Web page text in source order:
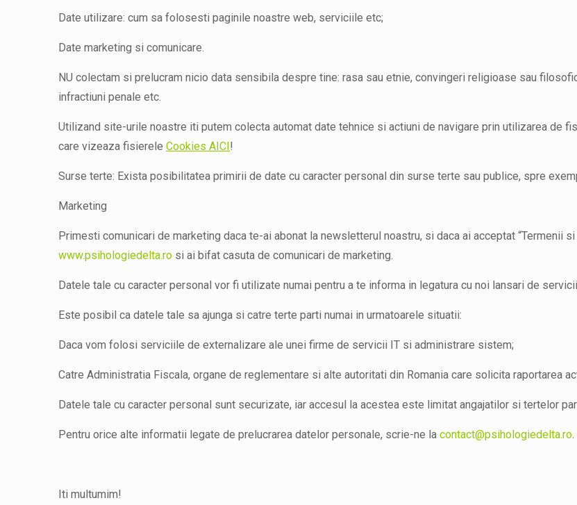
Date utilizare: cum sa folosesti paginile noastre web, serviciile etc;
Date marketing si comunicare.
NU colectam si prelucram nicio data sensibila despre tine: rasa sau etnie, convingeri religioase sau
infractiuni penale etc.
Utilizand site-urile noastre iti putem colecta automat date tehnice si actiuni de navigare prin utilizarea de
care vizeaza fisierele Cookies AICI!
Surse terte: Exista posibilitatea primirii de date cu caracter personal din surse terte sau publice, spre
Marketing
Primesti comunicari de marketing daca te-ai abonat la newsletterul noastru, si daca ai acceptat “Termenii
www.psihologiedelta.ro si ai bifat casuta de comunicari de marketing.
Datele tale cu caracter personal vor fi utilizate numai pentru a te informa in legatura cu noi lansari de
Este posibil ca datele tale sa ajunga si catre terte parti numai in urmatoarele situatii:
Daca vom folosi serviciile de externalizare ale unei firme de servicii IT si administrare sistem;
Catre Administratia Fiscala, organe de reglementare si alte autoritati din Romania care solicita raportarea
Datele tale cu caracter personal sunt securizate, iar accesul la acestea este limitat angajatilor si tertelor
Pentru orice alte informatii legate de prelucrarea datelor personale, scrie-ne la contact@psihologiedelta.ro.
Iti multumim!